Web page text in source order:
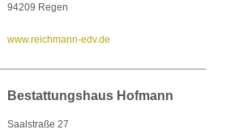
94209 Regen
www.reichmann-edv.de
Bestattungshaus Hofmann
Saalstraße 27